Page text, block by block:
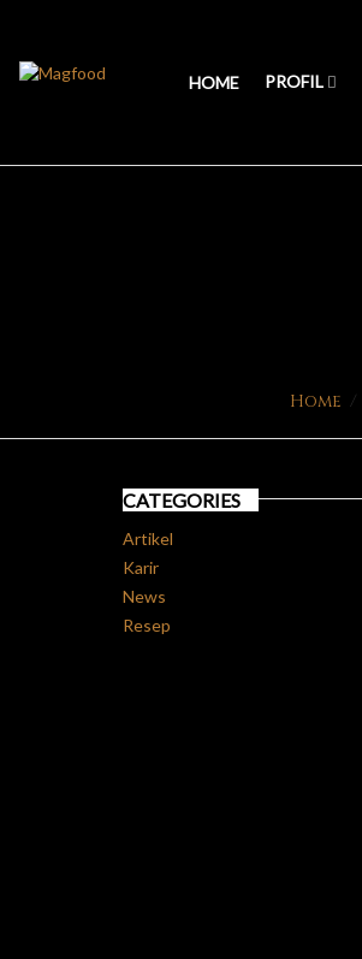
HOME PROFIL
Home /
CATEGORIES
Artikel
Karir
News
Resep